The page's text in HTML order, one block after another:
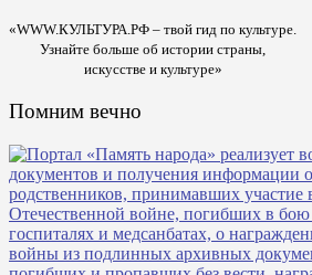
«WWW.КУЛЬТУРА.РФ – твой гид по культуре.
Узнайте больше об истории страны,
искусстве и культуре»
Помним вечно